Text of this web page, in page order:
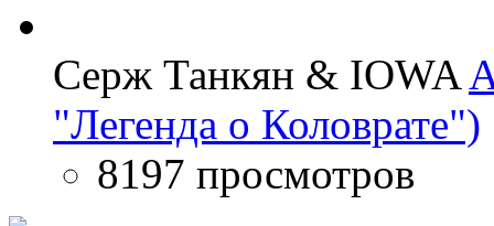
Серж Танкян & IOWA
"Легенда о Коловрате")
8197 просмотров